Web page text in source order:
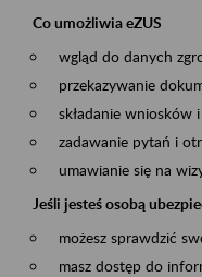
Co umożliwia eZUS
wgląd do danych
przekazywanie
składanie wniosków
zadawanie pytań i
umawianie się na
Jeśli jesteś osobą
możesz sprawdzić
masz dostęp do